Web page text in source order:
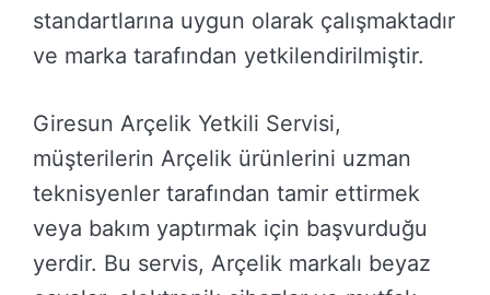
standartlarına uygun olarak çalışmaktadır
ve marka tarafından yetkilendirilmiştir.
Giresun Arçelik Yetkili Servisi,
müşterilerin Arçelik ürünlerini uzman
teknisyenler tarafından tamir ettirmek
veya bakım yaptırmak için başvurduğu
yerdir. Bu servis, Arçelik markalı beyaz